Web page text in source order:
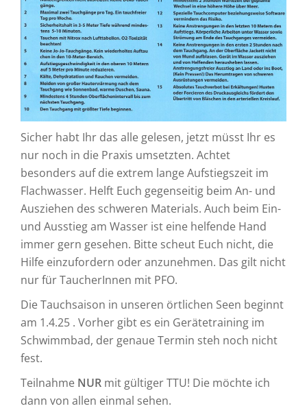
Sicher habt Ihr das alle gelesen, jetzt müsst Ihr es
nur noch in die Praxis umsetzten. Achtet
besonders auf die extrem lange Aufstiegszeit im
Flachwasser. Helft Euch gegenseitig beim An- und
Ausziehen des schweren Materials. Auch beim Ein-
und Ausstieg am Wasser ist eine helfende Hand
immer gern gesehen. Bitte scheut Euch nicht, die
Hilfe einzufordern oder anzunehmen. Das gilt nicht
nur für TaucherInnen mit PFO.
Die Tauchsaison in unseren örtlichen Seen beginnt
am 1.4.25 . Vorher gibt es ein Gerätetraining im
Schwimmbad, der genaue Termin steh noch nicht
fest.
Teilnahme NUR mit gültiger TTU! Die möchte ich
dann von allen einmal sehen.